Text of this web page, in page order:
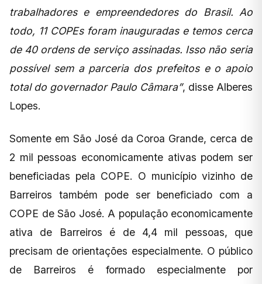
trabalhadores e empreendedores do Brasil. Ao
todo, 11 COPEs foram inauguradas e temos cerca
de 40 ordens de serviço assinadas. Isso não seria
possível sem a parceria dos prefeitos e o apoio
total do governador Paulo Câmara”, disse Alberes
Lopes.
Somente em São José da Coroa Grande, cerca de
2 mil pessoas economicamente ativas podem ser
beneficiadas pela COPE. O município vizinho de
Barreiros também pode ser beneficiado com a
COPE de São José. A população economicamente
ativa de Barreiros é de 4,4 mil pessoas, que
precisam de orientações especialmente. O público
de Barreiros é formado especialmente por